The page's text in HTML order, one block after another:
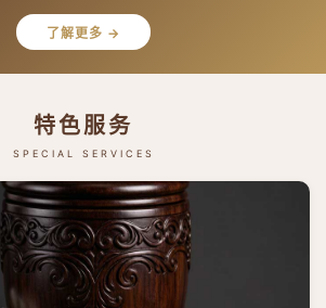
了解更多 →
特色服务
SPECIAL SERVICES